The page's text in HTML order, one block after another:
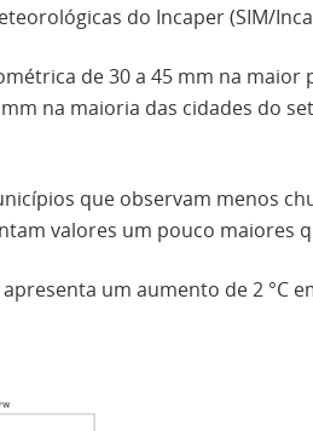
do Incaper (SIM/
de 30 a 45 mm na
na maioria das cidades do
que observam menos
valores um pouco maiores
um aumento de 2 °C